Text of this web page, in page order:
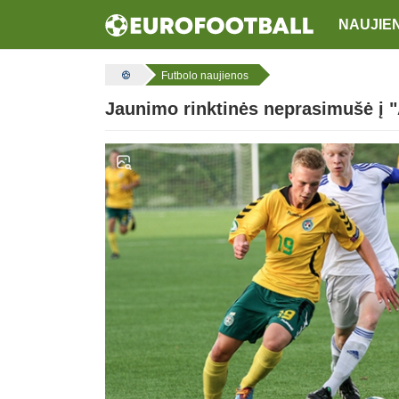
Futbolo naujienos
Jaunimo rinktinės neprasimušė į